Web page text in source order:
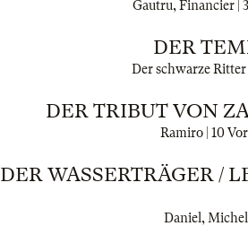
Gautru, Financier |
DER
Der schwarze Ritter
DER TRIBUT VON
Ramiro | 10
DER WASSERTRÄGER /
Daniel,